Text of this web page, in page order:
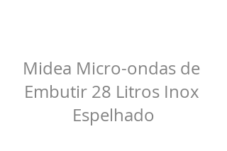
Midea Micro-ondas de
Embutir 28 Litros Inox
Espelhado